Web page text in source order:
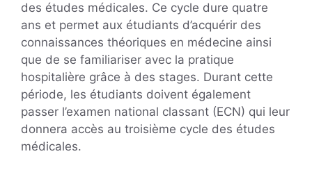
des études médicales. Ce cycle dure quatre
ans et permet aux étudiants d’acquérir des
connaissances théoriques en médecine ainsi
que de se familiariser avec la pratique
hospitalière grâce à des stages. Durant cette
période, les étudiants doivent également
passer l’examen national classant (ECN) qui leur
donnera accès au troisième cycle des études
médicales.